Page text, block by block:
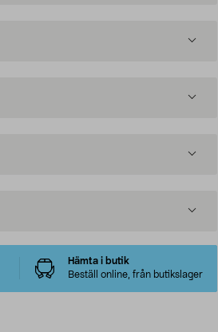
Hämta i butik
Beställ online, från butikslager